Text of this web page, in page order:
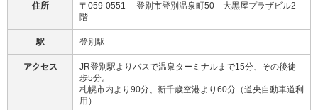
住所
〒059-0551 登別市登別温泉町50 大黒屋プラザビル2
階
駅 登別駅
アクセス
JR登別駅よりバスで温泉ターミナルまで15分、その後徒
歩5分。
札幌市内より90分、新千歳空港より60分（道央自動車道利
用）